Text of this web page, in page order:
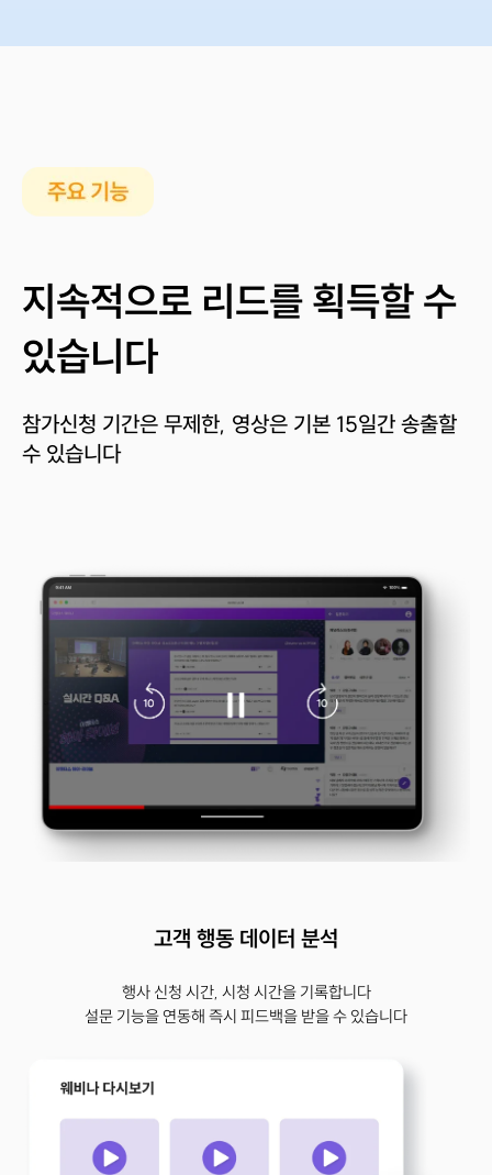
지속적으로 리드를 획득할 수
있습니다
참가신청 기간은 무제한, 영상은 기본 15일간 송출할
수 있습니다
고객 행동 데이터 분석
행사 신청 시간, 시청 시간을 기록합니다
설문 기능을 연동해 즉시 피드백을 받을 수 있습니다